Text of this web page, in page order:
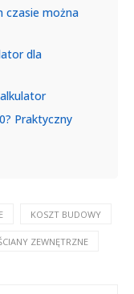
czasie można
dla
Praktyczny
KOSZT BUDOWY
ZEWNĘTRZNE